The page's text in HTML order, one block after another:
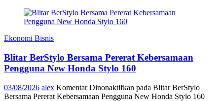
Ekonomi Bisnis
Blitar BerStylo Bersama Pererat Kebersamaan
Pengguna New Honda Stylo 160
03/08/2026 alex Komentar Dinonaktifkan pada Blitar BerStylo
Bersama Pererat Kebersamaan Pengguna New Honda Stylo 160